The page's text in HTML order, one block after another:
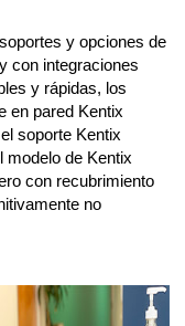
y opciones de
con integraciones
y rápidas, los
en pared Kentix
soporte Kentix
modelo de Kentix
con recubrimiento
no